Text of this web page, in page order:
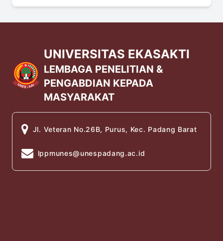
UNIVERSITAS EKASAKTI
LEMBAGA PENELITIAN &
PENGABDIAN KEPADA
MASYARAKAT
Jl. Veteran No.26B, Purus, Kec. Padang Barat
lppmunes@unespadang.ac.id